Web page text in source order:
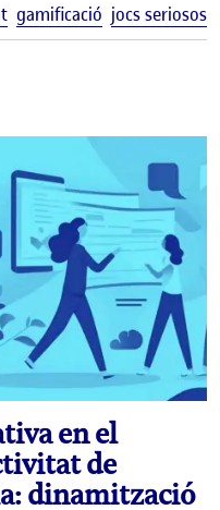
gamificació jocs seriosos
en el
de
dinamització